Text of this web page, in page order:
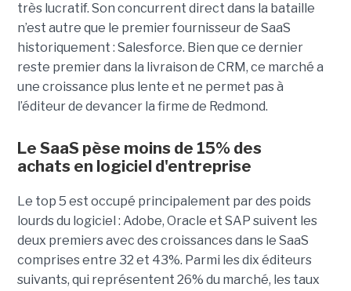
très lucratif. Son concurrent direct dans la bataille
n’est autre que le premier fournisseur de SaaS
historiquement : Salesforce. Bien que ce dernier
reste premier dans la livraison de CRM, ce marché a
une croissance plus lente et ne permet pas à
l’éditeur de devancer la firme de Redmond.
Le SaaS pèse moins de 15% des
achats en logiciel d'entreprise
Le top 5 est occupé principalement par des poids
lourds du logiciel : Adobe, Oracle et SAP suivent les
deux premiers avec des croissances dans le SaaS
comprises entre 32 et 43%. Parmi les dix éditeurs
suivants, qui représentent 26% du marché, les taux